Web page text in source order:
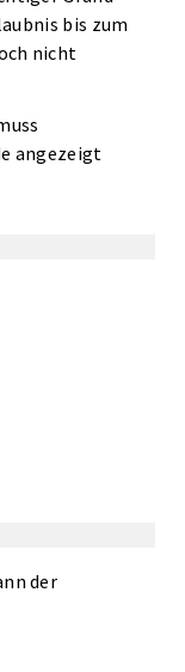
bis zum
nicht
angezeigt
der